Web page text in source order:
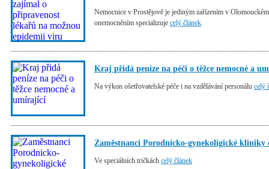
Nemocnice v Prostějově je jediným zařízením v
onemocněním specializuje celý článek
Kraj přidá peníze na péči o těžce nemocné a
Na výkon ošetřovatelské péče i na vzdělávání personálu celý
Zaměstnanci Porodnicko-gynekoligické
Ve speciálních tričkách celý článek